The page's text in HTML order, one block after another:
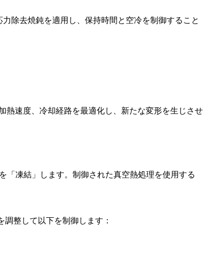
除去焼鈍を適用し、保持時間と空冷を制御すること
熱速度、冷却経路を最適化し、新たな変形を生じさせ
「凍結」します。制御された真空熱処理を使用する
整して以下を制御します：